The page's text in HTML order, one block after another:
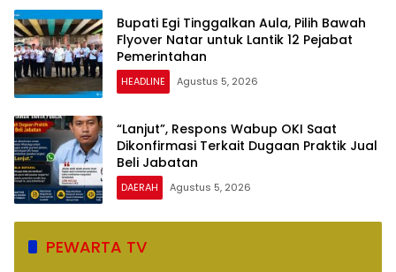
Bupati Egi Tinggalkan Aula, Pilih Bawah
Flyover Natar untuk Lantik 12 Pejabat
Pemerintahan
HEADLINE Agustus 5, 2026
“Lanjut”, Respons Wabup OKI Saat
Dikonfirmasi Terkait Dugaan Praktik Jual
Beli Jabatan
DAERAH Agustus 5, 2026
PEWARTA TV